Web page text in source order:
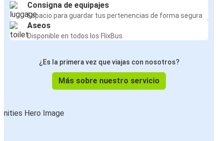
Consigna de equipajes
Espacio para guardar tus pertenencias de forma segura
Aseos
Disponible en todos los FlixBus
¿Es la primera vez que viajas con nosotros?
Más sobre nuestro servicio